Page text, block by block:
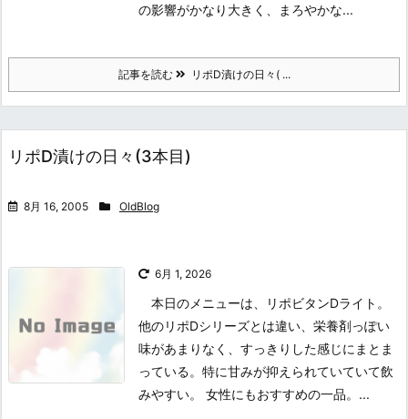
の影響がかなり大きく、まろやかな...
記事を読む リポD漬けの日々( ...
リポD漬けの日々(3本目)
8月 16, 2005 OldBlog
6月 1, 2026
本日のメニューは、リポビタンDライト。
他のリポDシリーズとは違い、栄養剤っぽい
味があまりなく、すっきりした感じにまとま
っている。特に甘みが抑えられていていて飲
みやすい。 女性にもおすすめの一品。...